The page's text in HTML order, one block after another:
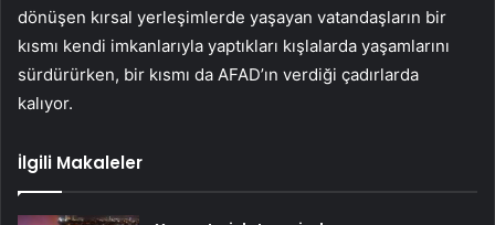
dönüşen kırsal yerleşimlerde yaşayan vatandaşların bir
kısmı kendi imkanlarıyla yaptıkları kışlalarda yaşamlarını
sürdürürken, bir kısmı da AFAD’ın verdiği çadırlarda
kalıyor.
İlgili Makaleler